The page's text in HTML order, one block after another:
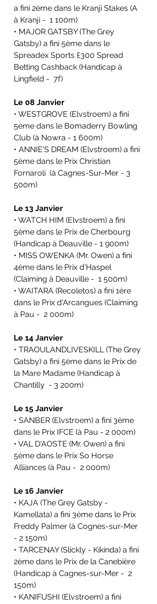
a fini 2ème dans le Kranji Stakes (A
à Kranji -  1 100m)
• MAJOR GATSBY (The Grey
Gatsby) a fini 5ème dans le
Spreadex Sports £300 Spread
Betting Cashback (Handicap à
Lingfield -  7f)
Le 08 Janvier
• WESTGROVE (Elvstroem) a fini
5ème dans le Bomaderry Bowling
Club (à Nowra - 1 600m)
• ANNIE'S DREAM (Elvstroem) a fini
5ème dans le Prix Christian
Fornaroli  (à Cagnes-Sur-Mer - 3
500m)
Le 13 Janvier
• WATCH HIM (Elvstroem) a fini
5ème dans le Prix de Cherbourg
(Handicap à Deauville - 1 900m)
• MISS OWENKA (Mr. Owen) a fini
4ème dans le Prix d'Haspel
(Claiming à Deauville -  1 500m)
• WAITARA (Recoletos) a fini 1ère
dans le Prix d'Arcangues (Claiming
à Pau -  2 000m)
Le 14 Janvier
• TRAOULANDLIVESKILL (The Grey
Gatsby) a fini 5ème dans le Prix de
la Mare Madame (Handicap à
Chantilly  - 3 200m)
Le 15 Janvier
• SANBER (Elvstroem) a fini 3ème
dans le Prix IFCE (à Pau - 2 000m)
• VAL D'AOSTE (Mr. Owen) a fini
5ème dans le Prix So Horse
Alliances (à Pau -  2 000m)
Le 16 Janvier
• KAJA (The Grey Gatsby -
Kamellata) a fini 3ème dans le Prix
Freddy Palmer (à Cognes-sur-Mer
- 2 150m)
• TARCENAY (Slickly - Kikinda) a fini
2ème dans le Prix de la Canebière
(Handicap à Cagnes-sur-Mer -  2
150m)
• KANIFUSHI (Elvstroem) a fini